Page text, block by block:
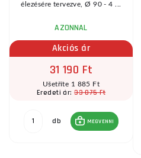
élezésére tervezve, Ø 90 - 4 ...
AZONNAL
Akciós ár
31 190 Ft
Ušetříte 1 885 Ft
Eredeti ár:33 075 Ft
db MEGVENNI